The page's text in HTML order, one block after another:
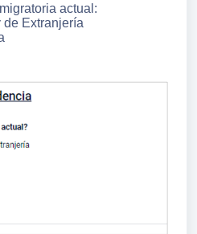
actual:
de Extranjería